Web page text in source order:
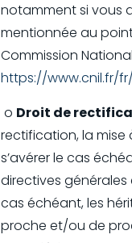
notamment si vous
mentionnée au
Commission
https://www.cnil.fr/
o Droit de
rectification, la mise
s’avérer le cas
directives
cas échéant, les
proche et/ou de